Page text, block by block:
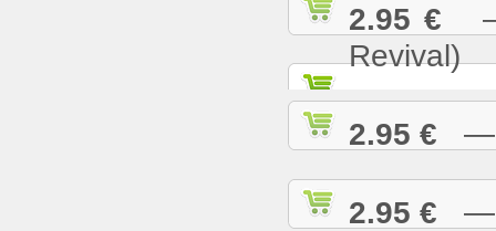
2.95 € —
Revival)
2.95 € —
2.95 € —